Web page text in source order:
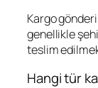
Kargo
genellikle
teslim
Hangi tür